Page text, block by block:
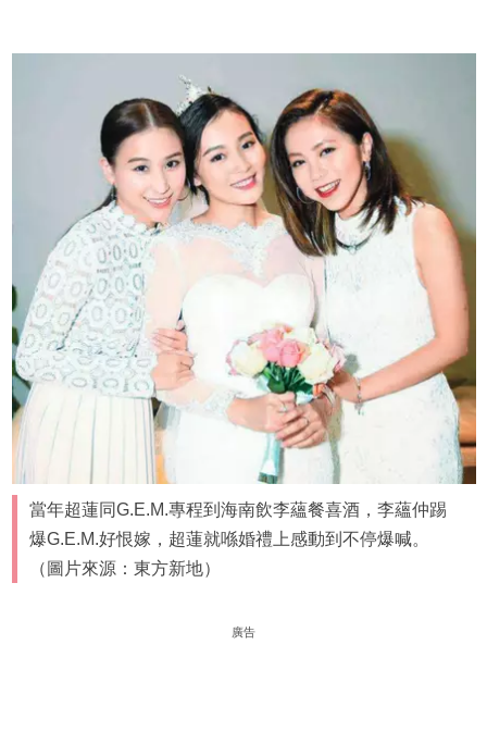
當年超蓮同G.E.M.專程到海南飲李蘊餐喜酒，李蘊仲踢
爆G.E.M.好恨嫁，超蓮就喺婚禮上感動到不停爆喊。
（圖片來源：東方新地）
廣告